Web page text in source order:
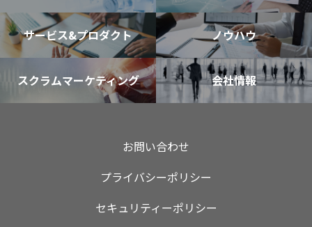
サービス&プロダクト ノウハウ
スクラムマーケティング 会社情報
お問い合わせ
プライバシーポリシー
セキュリティーポリシー